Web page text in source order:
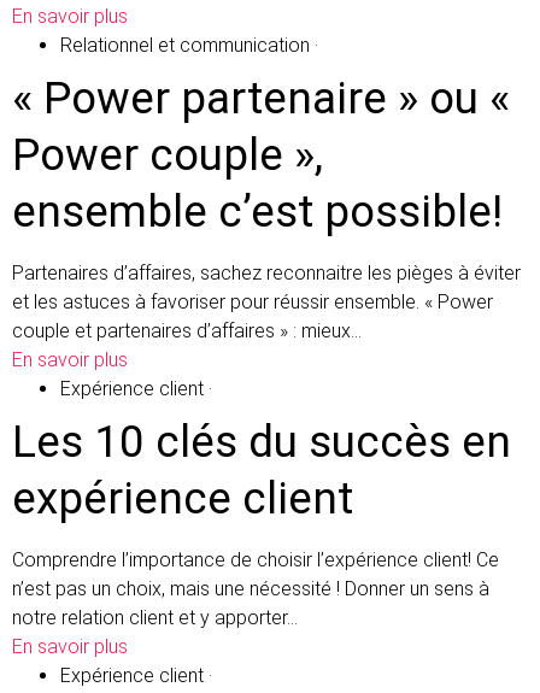
En savoir plus
Relationnel et communication ·
« Power partenaire » ou «
Power couple »,
ensemble c’est possible!
Partenaires d’affaires, sachez reconnaitre les pièges à éviter
et les astuces à favoriser pour réussir ensemble. « Power
couple et partenaires d’affaires » : mieux…
En savoir plus
Expérience client ·
Les 10 clés du succès en
expérience client
Comprendre l’importance de choisir l’expérience client! Ce
n’est pas un choix, mais une nécessité ! Donner un sens à
notre relation client et y apporter…
En savoir plus
Expérience client ·